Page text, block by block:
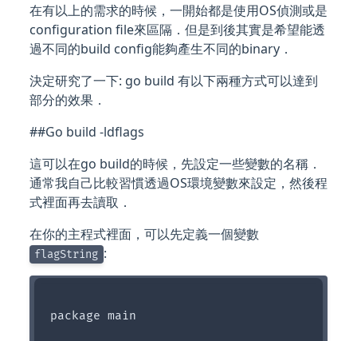
在有以上的需求的時候，一開始都是使用OS偵測或是
configuration file來區隔．但是到後其實是希望能透
過不同的build config能夠產生不同的binary．
決定研究了一下: go build 有以下兩種方式可以達到
部分的效果．
##Go build -ldflags
這可以在go build的時候，先設定一些變數的名稱．
通常我自己比較習慣透過OS環境變數來設定，然後程
式裡面再去讀取．
在你的主程式裡面，可以先定義一個變數
flagString :
package main